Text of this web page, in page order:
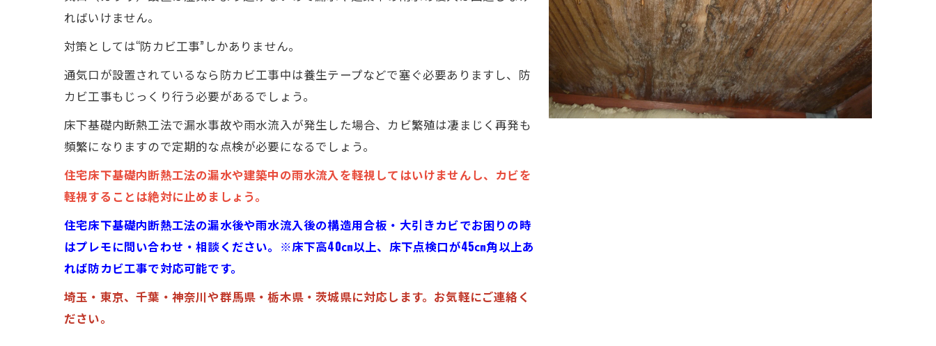
ればいけません。
対策としては“防カビ工事”しかありません。
通気口が設置されているなら防カビ工事中は養生テープなどで塞ぐ必要ありますし、防
カビ工事もじっくり行う必要があるでしょう。
床下基礎内断熱工法で漏水事故や雨水流入が発生した場合、カビ繁殖は凄まじく再発も
頻繁になりますので定期的な点検が必要になるでしょう。
住宅床下基礎内断熱工法の漏水や建築中の雨水流入を軽視してはいけませんし、カビを
軽視することは絶対に止めましょう。
住宅床下基礎内断熱工法の漏水後や雨水流入後の構造用合板・大引きカビでお困りの時
はプレモに問い合わせ・相談ください。※床下高40㎝以上、床下点検口が45㎝角以上あ
れば防カビ工事で対応可能です。
埼玉・東京、千葉・神奈川や群馬県・栃木県・茨城県に対応します。お気軽にご連絡く
ださい。